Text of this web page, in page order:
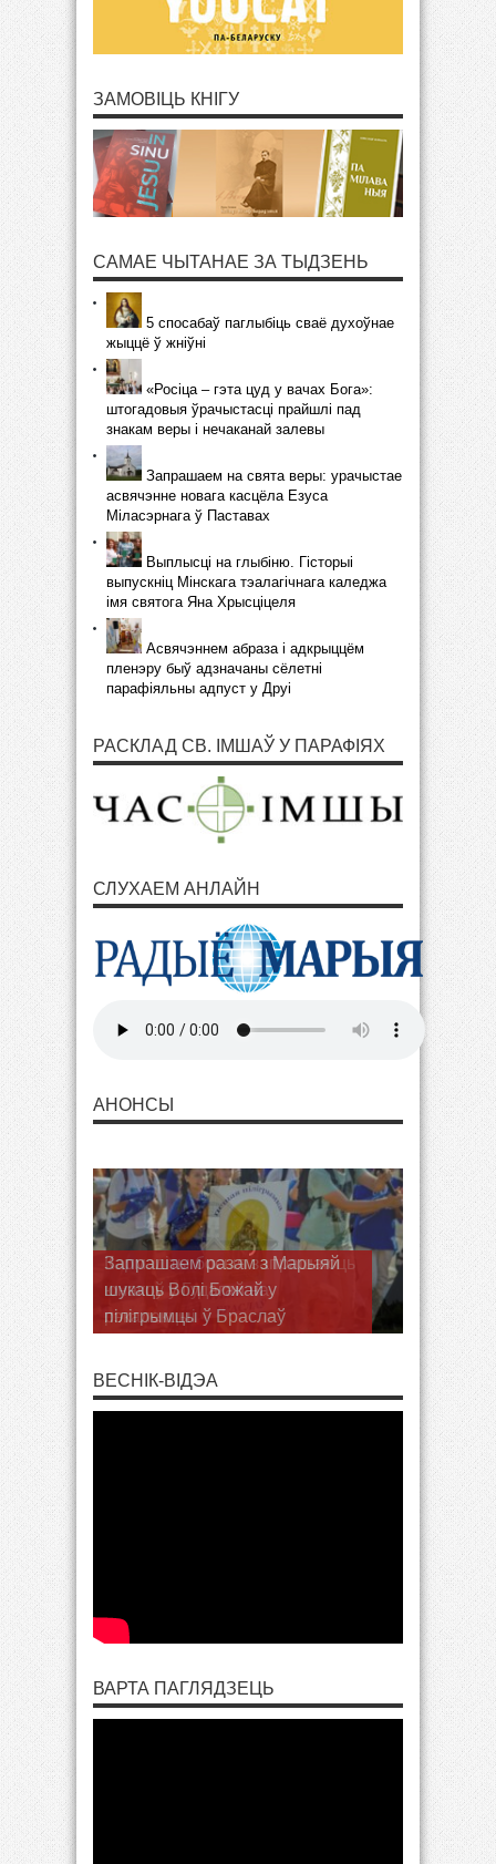
ЗАМОВІЦЬ КНІГУ
САМАЕ ЧЫТАНАЕ ЗА ТЫДЗЕНЬ
5 спосабаў паглыбіць сваё духоўнае
жыццё ў жніўні
«Росіца – гэта цуд у вачах Бога»:
штогадовыя ўрачыстасці прайшлі пад
знакам веры і нечаканай залевы
Запрашаем на свята веры: урачыстае
асвячэнне новага касцёла Езуса
Міласэрнага ў Паставах
Выплысці на глыбіню. Гісторыі
выпускніц Мінскага тэалагічнага каледжа
імя святога Яна Хрысціцеля
Асвячэннем абраза і адкрыццём
пленэру быў адзначаны сёлетні
парафіяльны адпуст у Друі
РАСКЛАД СВ. ІМШАЎ У ПАРАФІЯХ
СЛУХАЕМ АНЛАЙН
АНОНСЫ
Запрашаем разам з Марыяй
шукаць Волі Божай у
пілігрымцы ў Браслаў
ВЕСНІК-ВІДЭА
ВАРТА ПАГЛЯДЗЕЦЬ